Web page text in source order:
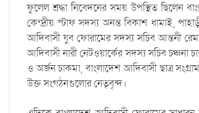
ফুলেল শ্রদ্ধা নিবেদনের সময় উপস্থিত ছিলেন
কেন্দ্রীয় স্টাফ সদস্য অনন্ত বিকাশ ধামাই,
আদিবাসী যুব ফোরামের সদস্য সচিব আন্তনী
আদিবাসী নারী নেটওয়ার্কের সদস্য সচিব চঞ্চনা
ও অর্জন চাকমা, বাংলাদেশ আদিবাসী ছাত্র
উক্ত সংগঠনগুলোর নেতৃবৃন্দ।